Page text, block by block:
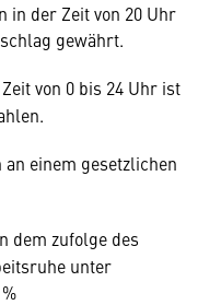
in der Zeit von 20 Uhr
gewährt.
von 0 bis 24 Uhr ist
einem gesetzlichen
dem zufolge des
unter